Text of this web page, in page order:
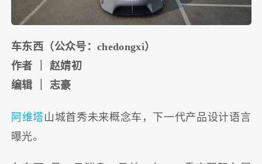
车东西（公众号：chedongxi）
作者 ｜ 赵婧初
编辑 ｜ 志豪
阿维塔山城首秀未来概念车，下一代产品设计语言
曝光。